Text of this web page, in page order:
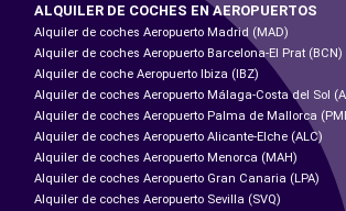
ALQUILER DE COCHES EN AEROPUERTOS
Alquiler de coches Aeropuerto Madrid (MAD)
Alquiler de coches Aeropuerto Barcelona-El Prat (BCN)
Alquiler de coche Aeropuerto Ibiza (IBZ)
Alquiler de coches Aeropuerto Málaga-Costa del Sol
Alquiler de coches Aeropuerto Palma de Mallorca
Alquiler de coches Aeropuerto Alicante-Elche (ALC)
Alquiler de coches Aeropuerto Menorca (MAH)
Alquiler de coches Aeropuerto Gran Canaria (LPA)
Alquiler de coches Aeropuerto Sevilla (SVQ)